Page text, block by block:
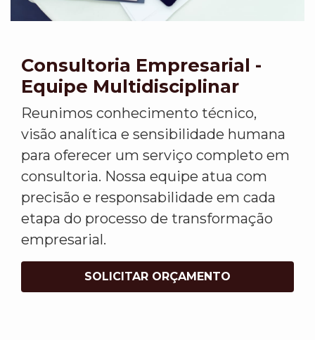
Consultoria Empresarial -
Equipe Multidisciplinar
Reunimos conhecimento técnico,
visão analítica e sensibilidade humana
para oferecer um serviço completo em
consultoria. Nossa equipe atua com
precisão e responsabilidade em cada
etapa do processo de transformação
empresarial.
SOLICITAR ORÇAMENTO